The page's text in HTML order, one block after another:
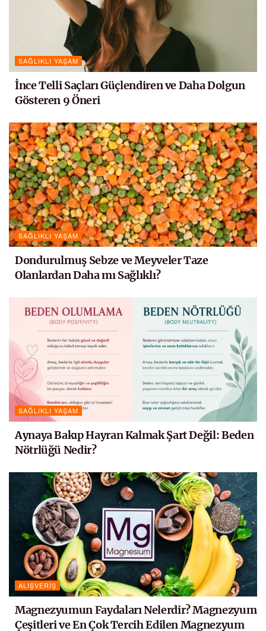
SAĞLIKLI YAŞAM
İnce Telli Saçları Güçlendiren ve Daha Dolgun
Gösteren 9 Öneri
SAĞLIKLI YAŞAM
Dondurulmuş Sebze ve Meyveler Taze
Olanlardan Daha mı Sağlıklı?
SAĞLIKLI YAŞAM
Aynaya Bakıp Hayran Kalmak Şart Değil: Beden
Nötrlüğü Nedir?
ALIŞVERIŞ
Magnezyumun Faydaları Nelerdir? Magnezyum
Çeşitleri ve En Çok Tercih Edilen Magnezyum